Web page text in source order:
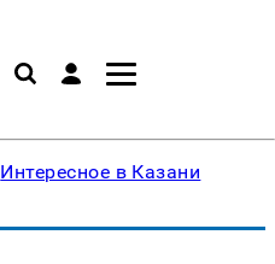
Интересное в Казани